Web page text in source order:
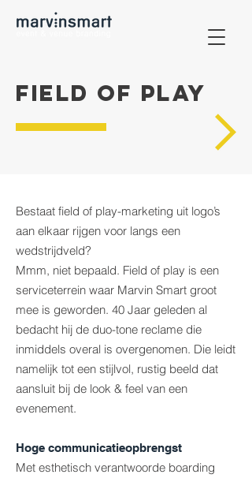
FIELD OF PLAY
Bestaat field of play-marketing uit logo’s
aan elkaar rijgen voor langs een
wedstrijdveld?
Mmm, niet bepaald. Field of play is een
serviceterrein waar Marvin Smart groot
mee is geworden. 40 Jaar geleden al
bedacht hij de duo-tone reclame die
inmiddels overal is overgenomen. Die leidt
namelijk tot een stijlvol, rustig beeld dat
aansluit bij de look & feel van een
evenement.
Hoge communicatieopbrengst
Met esthetisch verantwoorde boarding